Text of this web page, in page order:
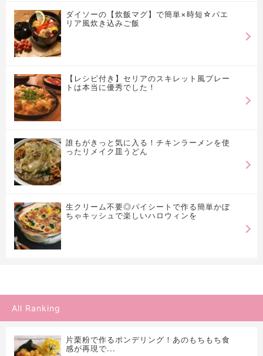
ダイソーの【炊飯マグ】で簡単×時短☆パエ
リア風炊き込みご飯
【レシピ付き】セリアのスキレット風プレー
トは本当に優秀でした！
誰もがきっと気に入る！チキンラーメンを使
ったリメイク皿うどん
生クリーム不要◎パイシートで作る簡単かぼ
ちゃキッシュで楽しいハロウィンを
All Ranking
片栗粉で作るポンデリング！あのもちもち食
感が再現で...